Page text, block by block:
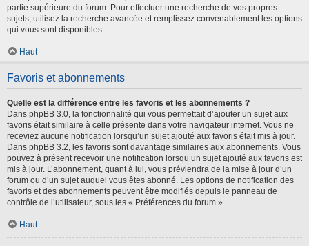
partie supérieure du forum. Pour effectuer une recherche de vos propres
sujets, utilisez la recherche avancée et remplissez convenablement les options
qui vous sont disponibles.
Haut
Favoris et abonnements
Quelle est la différence entre les favoris et les abonnements ?
Dans phpBB 3.0, la fonctionnalité qui vous permettait d’ajouter un sujet aux
favoris était similaire à celle présente dans votre navigateur internet. Vous ne
receviez aucune notification lorsqu’un sujet ajouté aux favoris était mis à jour.
Dans phpBB 3.2, les favoris sont davantage similaires aux abonnements. Vous
pouvez à présent recevoir une notification lorsqu’un sujet ajouté aux favoris est
mis à jour. L’abonnement, quant à lui, vous préviendra de la mise à jour d’un
forum ou d’un sujet auquel vous êtes abonné. Les options de notification des
favoris et des abonnements peuvent être modifiés depuis le panneau de
contrôle de l’utilisateur, sous les « Préférences du forum ».
Haut